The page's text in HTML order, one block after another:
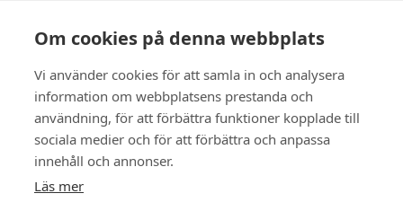
Om cookies på denna webbplats
Vi använder cookies för att samla in och analysera
information om webbplatsens prestanda och
användning, för att förbättra funktioner kopplade till
sociala medier och för att förbättra och anpassa
innehåll och annonser.
Läs mer
BUCHEN SIE
Feste für die ganze Familie